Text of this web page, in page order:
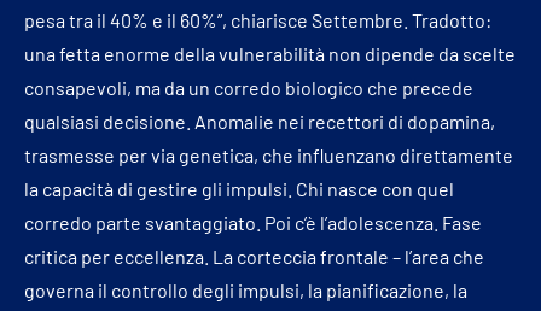
pesa tra il 40% e il 60%”, chiarisce Settembre. Tradotto:
una fetta enorme della vulnerabilità non dipende da scelte
consapevoli, ma da un corredo biologico che precede
qualsiasi decisione. Anomalie nei recettori di dopamina,
trasmesse per via genetica, che influenzano direttamente
la capacità di gestire gli impulsi. Chi nasce con quel
corredo parte svantaggiato. Poi c’è l’adolescenza. Fase
critica per eccellenza. La corteccia frontale – l’area che
governa il controllo degli impulsi, la pianificazione, la